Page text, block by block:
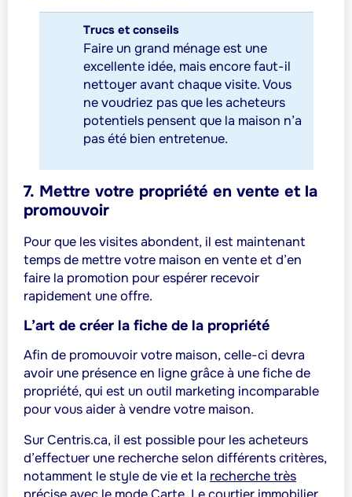
Trucs et conseils
Faire un grand ménage est une
excellente idée, mais encore faut-il
nettoyer avant chaque visite. Vous
ne voudriez pas que les acheteurs
potentiels pensent que la maison n’a
pas été bien entretenue.
7. Mettre votre propriété en vente et la
promouvoir
Pour que les visites abondent, il est maintenant
temps de mettre votre maison en vente et d’en
faire la promotion pour espérer recevoir
rapidement une offre.
L’art de créer la fiche de la propriété
Afin de promouvoir votre maison, celle-ci devra
avoir une présence en ligne grâce à une fiche de
propriété, qui est un outil marketing incomparable
pour vous aider à vendre votre maison.
Sur Centris.ca, il est possible pour les acheteurs
d’effectuer une recherche selon différents critères,
notamment le style de vie et la recherche très